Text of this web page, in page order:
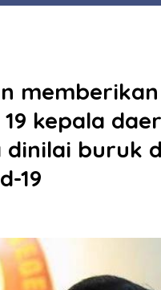
kepala
buruk
19